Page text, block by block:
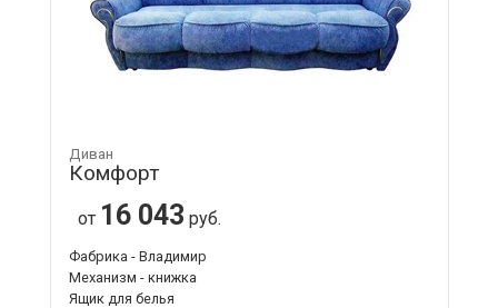
Диван
Комфорт
от 16 043 руб.
Фабрика - Владимир
Механизм - книжка
Ящик для белья